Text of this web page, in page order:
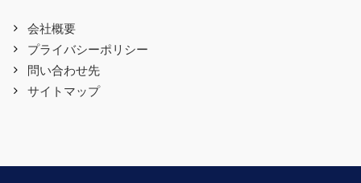
会社概要
プライバシーポリシー
問い合わせ先
サイトマップ